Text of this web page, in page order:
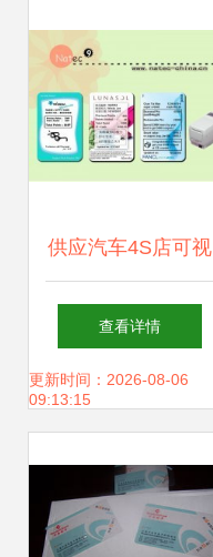
供应汽车4S店可视
卡 提升企业服务水
平与安全性
查看详情
更新时间：2026-08-06
09:13:15